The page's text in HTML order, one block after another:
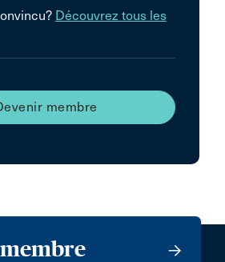
Découvrez tous les
membre